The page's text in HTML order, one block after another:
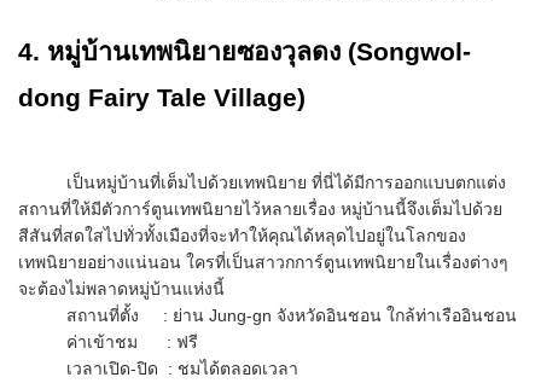
4. หมู่บ้านเทพนิยายซองวุลดง (Songwol-
dong Fairy Tale Village)
เป็นหมู่บ้านที่เต็มไปด้วยเทพนิยาย ที่นี่ได้มีการออกแบบตกแต่ง
สถานที่ให้มีตัวการ์ตูนเทพนิยายไว้หลายเรื่อง หมู่บ้านนี้จึงเต็มไปด้วย
สีสันที่สดใสไปทั่วทั้งเมืองที่จะทำให้คุณได้หลุดไปอยู่ในโลกของ
เทพนิยายอย่างแน่นอน ใครที่เป็นสาวกการ์ตูนเทพนิยายในเรื่องต่างๆ
จะต้องไม่พลาดหมู่บ้านแห่งนี้
สถานที่ตั้ง : ย่าน Jung-gn จังหวัดอินชอน ใกล้ท่าเรืออินชอน
ค่าเข้าชม : ฟรี
เวลาเปิด-ปิด : ชมได้ตลอดเวลา